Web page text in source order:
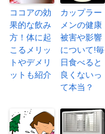
ココアの効
果的な飲み
方！体に起
こるメリッ
トやデメリ
ットも紹介
カップラー
メンの健康
被害や影響
について!毎
日食べると
良くないっ
て本当？